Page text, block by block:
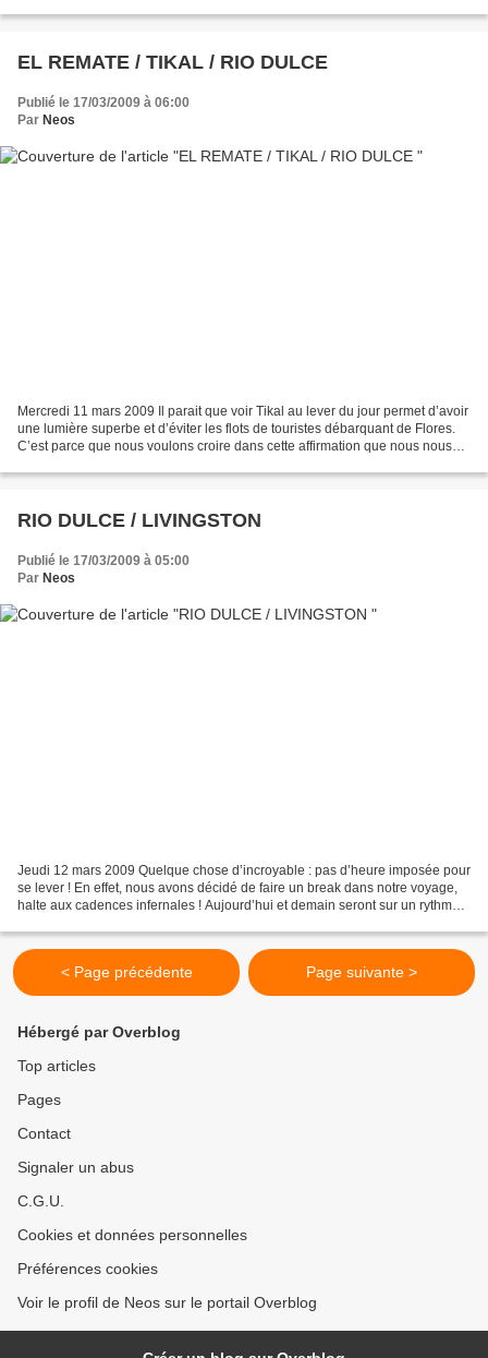
EL REMATE / TIKAL / RIO DULCE
Publié le 17/03/2009 à 06:00
Par Neos
Mercredi 11 mars 2009 Il parait que voir Tikal au lever du jour permet d’avoir
une lumière superbe et d’éviter les flots de touristes débarquant de Flores.
C’est parce que nous voulons croire dans cette affirmation que nous nous
RIO DULCE / LIVINGSTON
Publié le 17/03/2009 à 05:00
Par Neos
Jeudi 12 mars 2009 Quelque chose d’incroyable : pas d’heure imposée pour
se lever ! En effet, nous avons décidé de faire un break dans notre voyage,
halte aux cadences infernales ! Aujourd’hui et demain seront sur un rythme
< Page précédente Page suivante >
Hébergé par Overblog
Top articles
Pages
Contact
Signaler un abus
C.G.U.
Cookies et données personnelles
Préférences cookies
Voir le profil de Neos sur le portail Overblog